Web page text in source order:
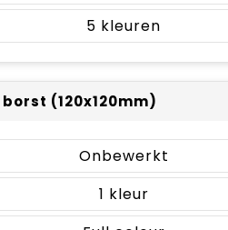
5
(120x120mm)
Onbewerkt
1